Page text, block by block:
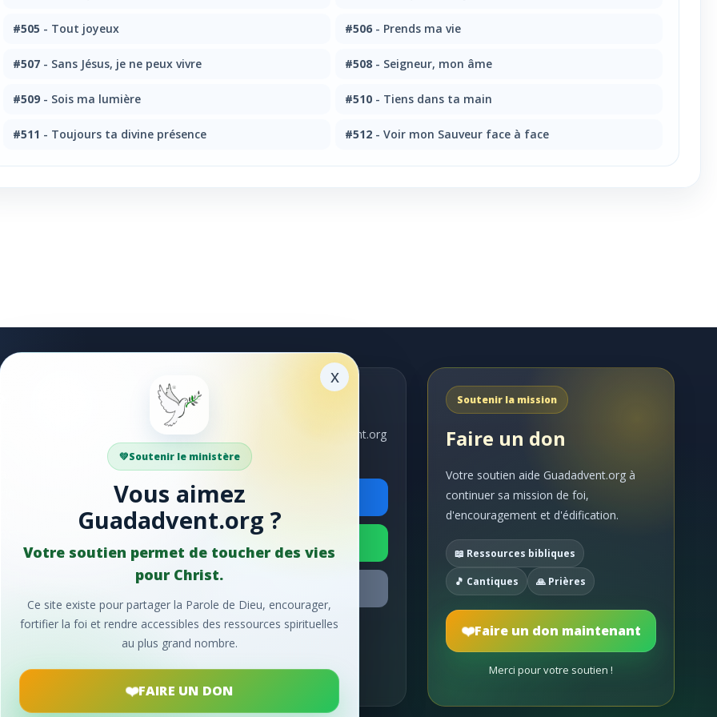
#505 - Tout joyeux #506 - Prends ma vie
#507 - Sans Jésus, je ne peux vivre #508 - Seigneur, mon âme
#509 - Sois ma lumière #510 - Tiens dans ta main
#511 - Toujours ta divine présence #512 - Voir mon Sauveur face à face
locales
Faites découvrir Guadadvent.org
à vos proches.
Soutenir la mission
Faire un don
Votre soutien aide Guadadvent.org à
continuer sa mission de foi,
d'encouragement et d'édification.
📖 Ressources bibliques
🎵 Cantiques 🙏 Prières
❤️Faire un don maintenant
Merci pour votre soutien !
x
Soutenir le ministère
Vous aimez
Guadadvent.org ?
Votre soutien permet de toucher des vies
pour Christ.
Ce site existe pour partager la Parole de Dieu, encourager,
fortifier la foi et rendre accessibles des ressources spirituelles
au plus grand nombre.
FAIRE UN DON